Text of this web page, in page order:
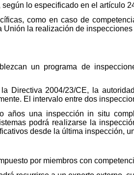
lo especificado en el artículo
como en caso de
la realización de
un programa de
Directiva 2004/23/CE, la
El intervalo entre dos
años una inspección in situ
podrá realizarse la
desde la última inspección,
por miembros con